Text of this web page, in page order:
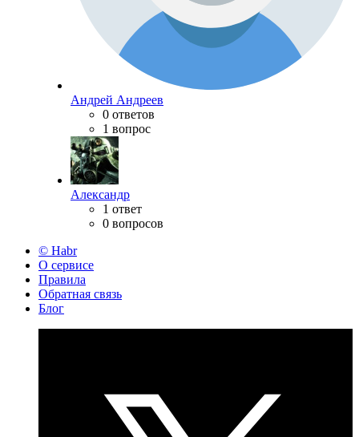
Андрей Андреев
0 ответов
1 вопрос
Александр
1 ответ
0 вопросов
© Habr
О сервисе
Правила
Обратная связь
Блог